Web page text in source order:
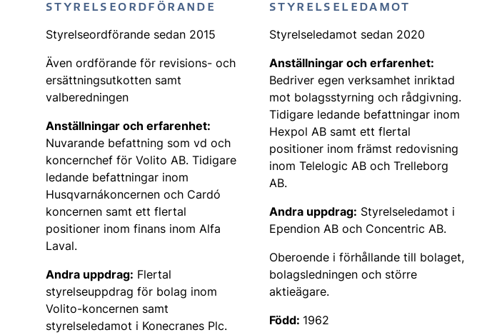
STYRELSEORDFÖRANDE
Styrelseordförande sedan 2015
Även ordförande för revisions- och
ersättningsutkotten samt
valberedningen
Anställningar och erfarenhet:
Nuvarande befattning som vd och
koncernchef för Volito AB. Tidigare
ledande befattningar inom
Husqvarna‐koncernen och Cardo‐
koncernen samt ett flertal
positioner inom finans inom Alfa
Laval.
Andra uppdrag: Flertal
styrelseuppdrag för bolag inom
Volito-koncernen samt
styrelseledamot i Konecranes Plc.
STYRELSELEDAMOT
Styrelseledamot sedan 2020
Anställningar och erfarenhet:
Bedriver egen verksamhet inriktad
mot bolagsstyrning och rådgivning.
Tidigare ledande befattningar inom
Hexpol AB samt ett flertal
positioner inom främst redovisning
inom Telelogic AB och Trelleborg
AB.
Andra uppdrag: Styrelseledamot i
Ependion AB och Concentric AB.
Oberoende i förhållande till bolaget,
bolagsledningen och större
aktieägare.
Född: 1962